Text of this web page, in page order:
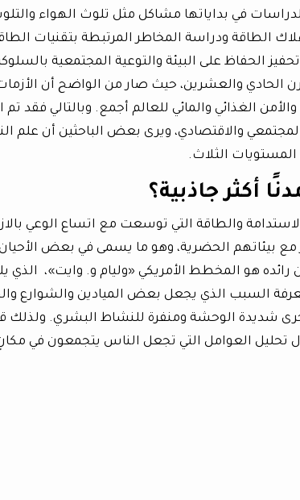
في بداياتها مشاكل مثل تلوث الهواء
الطاقة ودراسة المخاطر المرتبطة بتقنيات
الحفاظ على البيئة والتوعية المجتمعية
الحادي والعشرين، حيث صار من الواضح أن الأزمات
الغذائي والمائي للعالم أجمع. وبالتالي
والاقتصادي، ويرى بعض الباحثين أن علم
الثلاث.
أكثر جاذبية؟
والطاقة التي توسعت مع اتساع الوعي
السبب الذي يجعل بعض الميادين والشوارع
شديدة الوحشة ومنفرة للنشاط البشري. ولذلك
تحليل العوامل التي تجعل الناس يتجمعون في